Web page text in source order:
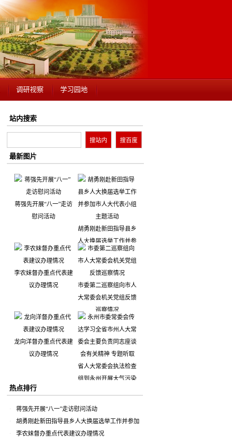
调研视察 学习园地
站内搜索
最新图片
蒋强先开展“八一”走访
慰问活动
胡勇刚赴新田指导县乡
人大换届选举工作并参
李农妹督办重点代表建
议办理情况
市委第二巡察组向市人
大常委会机关党组反馈
巡察情况
龙向洋督办重点代表建
议办理情况
热点排行
蒋强先开展“八一”走访慰问活动
胡勇刚赴新田指导县乡人大换届选举工作并参加
市人大代表小组主题活动
李农妹督办重点代表建议办理情况